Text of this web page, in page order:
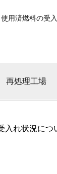
使用済燃料の受
再処理工場
入れ状況に